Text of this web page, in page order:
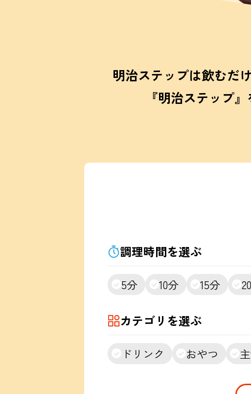
明治ステップは飲むだ
『明治ステップ』
調理時間を選ぶ
5分 10分 15分
カテゴリを選ぶ
ドリンク おやつ